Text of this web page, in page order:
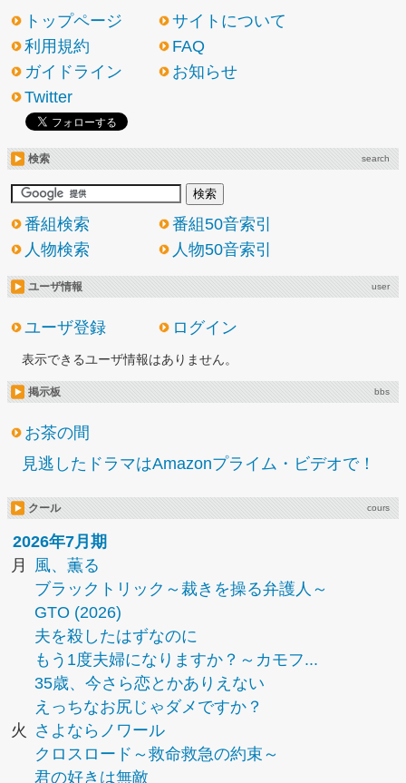
トップページ
サイトについて
利用規約
FAQ
ガイドライン
お知らせ
Twitter
検索 search
番組検索
番組50音索引
人物検索
人物50音索引
ユーザ情報 user
ユーザ登録 ログイン
表示できるユーザ情報はありません。
掲示板 bbs
お茶の間
見逃したドラマはAmazonプライム・ビデオで！
クール cours
2026年7月期
月
風、薫る
ブラックトリック～裁きを操る弁護人～
GTO (2026)
夫を殺したはずなのに
もう1度夫婦になりますか？～カモフ...
35歳、今さら恋とかありえない
えっちなお尻じゃダメですか？
火
さよならノワール
クロスロード～救命救急の約束～
君の好きは無敵